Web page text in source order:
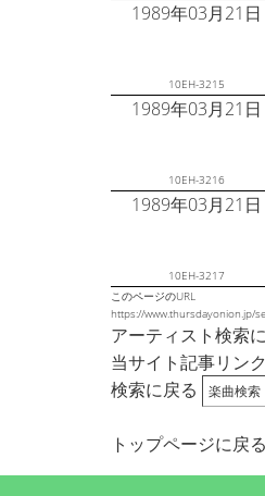
1989年03月21日
10EH-3215
1989年03月21日
10EH-3216
1989年03月21日
10EH-3217
このページのURL
https://www.thursdayonion.jp/
アーティスト検索
当サイト記事リン
検索に戻る 楽曲検索
トップページに戻る